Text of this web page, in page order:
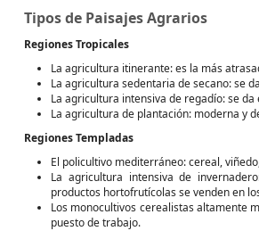
Tipos de Paisajes Agrarios
Regiones Tropicales
La agricultura itinerante: es la más
La agricultura sedentaria de secano: se
La agricultura intensiva de regadío: se
La agricultura de plantación: moderna y
Regiones Templadas
El policultivo mediterráneo: cereal,
La agricultura intensiva de
productos hortofrutícolas se venden en
Los monocultivos cerealistas altamente
puesto de trabajo.